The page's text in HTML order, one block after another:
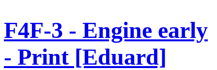
F4F-3 - Engine early
- Print [Eduard]